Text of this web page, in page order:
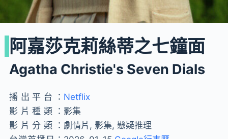
阿嘉莎克莉絲蒂之七鐘面
Agatha Christie's Seven Dials
播出平台： Netflix
影片種類： 影集
影片分類： 劇情片, 影集, 懸疑推理